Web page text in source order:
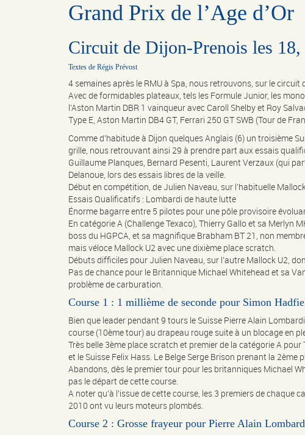
Grand Prix de l’Age d’Or
Circuit de Dijon-Prenois les
Textes de Régis Prévost
4 semaines après le RMU à Spa, nous retrouvons, sur le circuit
Avec de formidables plateaux, tels les Formule Junior, les
l’Aston Martin DBR 1 vainqueur avec Caroll Shelby et Roy
Type E, Aston Martin DB4 GT, Ferrari 250 GT SWB (Tour de
Comme d’habitude à Dijon quelques Anglais (6) un troisième
grille, nous retrouvant ainsi 29 à prendre part aux essais
Guillaume Planques, Bernard Pesenti, Laurent Verzaux (qui
Delanoue, lors des essais libres de la veille.
Début en compétition, de Julien Naveau, sur l’habituelle
Essais Qualificatifs : Lombardi de haute lutte
Énorme bagarre entre 5 pilotes pour une pôle provisoire
En catégorie A (Challenge Texaco), Thierry Gallo et sa
boss du HGPCA, et sa magnifique Brabham BT 21, non
mais véloce Mallock U2 avec une dixième place scratch.
Débuts difficiles pour Julien Naveau, sur l’autre Mallock U2,
Pas de chance pour le Britannique Michael Whitehead et sa
problème de carburation.
Course 1 : 1 millième de seconde pour Simon
Bien que leader pendant 9 tours le Suisse Pierre Alain
course (10ème tour) au drapeau rouge suite à un blocage en
Très belle 3ème place scratch et premier de la catégorie A
et le Suisse Felix Hass. Le Belge Serge Brison prenant la
Abandons, dès le premier tour pour les britanniques Michael
pas le départ de cette course.
A noter qu’à l’issue de cette course, les 3 premiers de
2010 ont vu leurs moteurs plombés.
Course 2 : Grosse frayeur pour Pierre Alain